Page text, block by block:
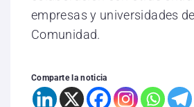
empresas y universidades
Comunidad.
Comparte la noticia